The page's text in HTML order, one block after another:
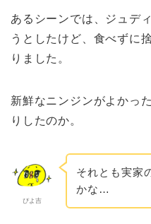
あるシーンでは、ジュデ
うとしたけど、食べずに
りました。
新鮮なニンジンがよかっ
りしたのか。
ぴよ吉
それとも実家
かな…